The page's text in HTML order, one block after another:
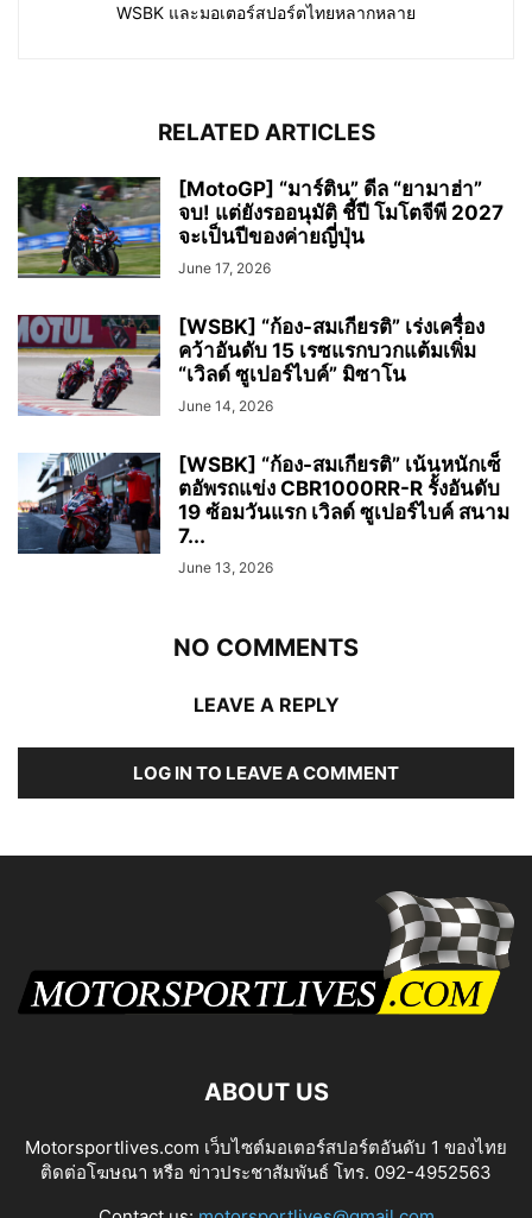
WSBK และมอเตอร์สปอร์ตไทยหลากหลาย
RELATED ARTICLES
[MotoGP] “มาร์ติน” ดีล “ยามาฮ่า”
จบ! แต่ยังรออนุมัติ ชี้ปี โมโตจีพี 2027
จะเป็นปีของค่ายญี่ปุ่น
June 17, 2026
[WSBK] “ก้อง-สมเกียรติ” เร่งเครื่อง
คว้าอันดับ 15 เรซแรกบวกแต้มเพิ่ม
“เวิลด์ ซูเปอร์ไบค์” มิซาโน
June 14, 2026
[WSBK] “ก้อง-สมเกียรติ” เน้นหนักเซ็
ตอัพรถแข่ง CBR1000RR-R รั้งอันดับ
19 ซ้อมวันแรก เวิลด์ ซูเปอร์ไบค์ สนาม
7...
June 13, 2026
NO COMMENTS
LEAVE A REPLY
LOG IN TO LEAVE A COMMENT
ABOUT US
Motorsportlives.com เว็บไซต์มอเตอร์สปอร์ตอันดับ 1 ของไทย
ติดต่อโฆษณา หรือ ข่าวประชาสัมพันธ์ โทร. 092-4952563